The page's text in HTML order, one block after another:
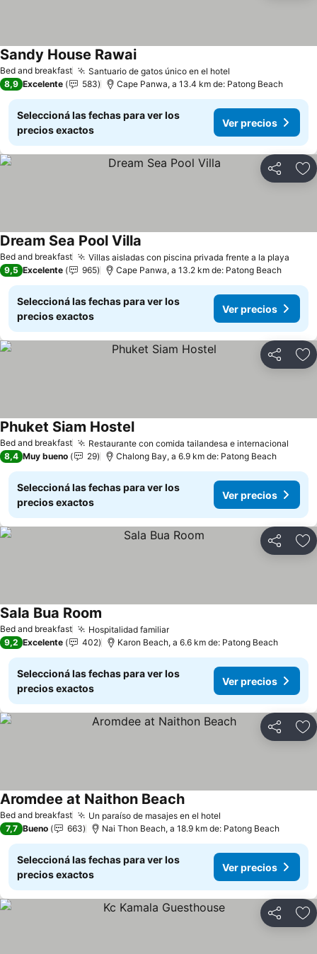
Bed and breakfast Santuario de gatos único en el hotel
Sandy House Rawai
8,9 Excelente 583 Cape Panwa, a 13.4 km de: Patong Beach
Seleccioná las fechas para ver los
precios exactos
Ver precios
Compartir
Bed and breakfast Villas aisladas con piscina privada frente a la playa
Dream Sea Pool Villa
9,5 Excelente 965 Cape Panwa, a 13.2 km de: Patong Beach
Seleccioná las fechas para ver los
precios exactos
Ver precios
Compartir
Bed and breakfast Restaurante con comida tailandesa e internacional
Phuket Siam Hostel
8,4 Muy bueno 29 Chalong Bay, a 6.9 km de: Patong Beach
Seleccioná las fechas para ver los
precios exactos
Ver precios
Compartir
Bed and breakfast Hospitalidad familiar
Sala Bua Room
9,2 Excelente 402 Karon Beach, a 6.6 km de: Patong Beach
Seleccioná las fechas para ver los
precios exactos
Ver precios
Compartir
Bed and breakfast Un paraíso de masajes en el hotel
Aromdee at Naithon Beach
7,7 Bueno 663 Nai Thon Beach, a 18.9 km de: Patong Beach
Seleccioná las fechas para ver los
precios exactos
Ver precios
Compartir